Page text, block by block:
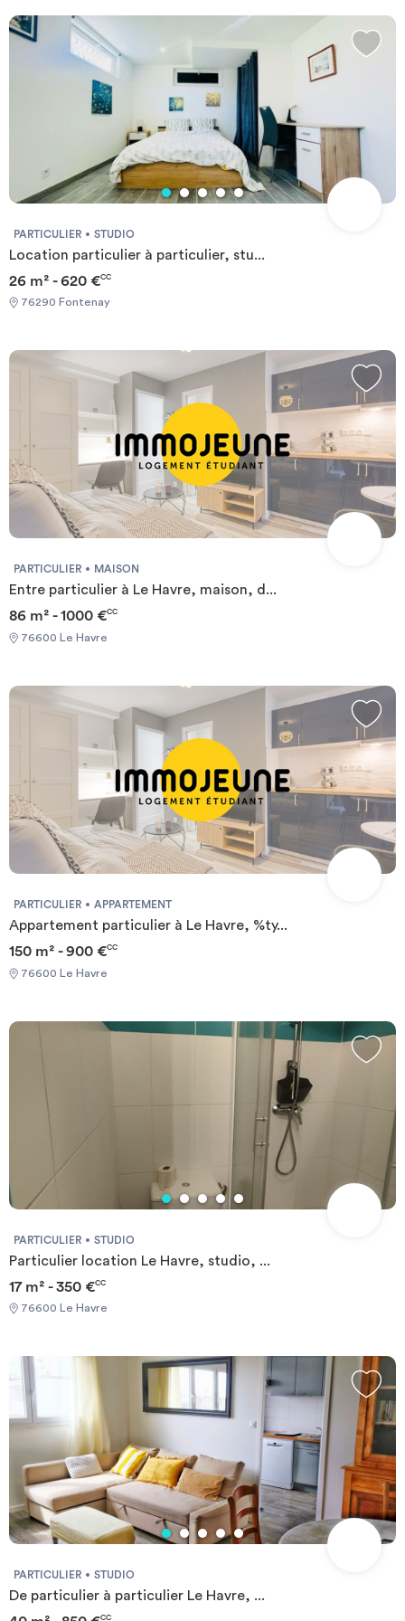
PARTICULIER STUDIO
Location particulier à particulier, stu...
26 m² - 620 €CC
76290 Fontenay
PARTICULIER MAISON
Entre particulier à Le Havre, maison, d...
86 m² - 1000 €CC
76600 Le Havre
PARTICULIER APPARTEMENT
Appartement particulier à Le Havre, %ty...
150 m² - 900 €CC
76600 Le Havre
PARTICULIER STUDIO
Particulier location Le Havre, studio, ...
17 m² - 350 €CC
76600 Le Havre
PARTICULIER STUDIO
De particulier à particulier Le Havre, ...
CC